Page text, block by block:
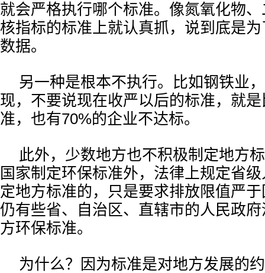
就会严格执行哪个标准。像氮氧化物
核指标的标准上就认真抓，说到底是
数据。
另一种是根本不执行。比如钢铁业
现，不要说现在收严以后的标准，就
准，也有70%的企业不达标。
此外，少数地方也不积极制定地方
国家制定环保标准外，法律上规定省
定地方标准的，只是要求排放限值严
仍有些省、自治区、直辖市的人民政
方环保标准。
为什么？因为标准是对地方发展的